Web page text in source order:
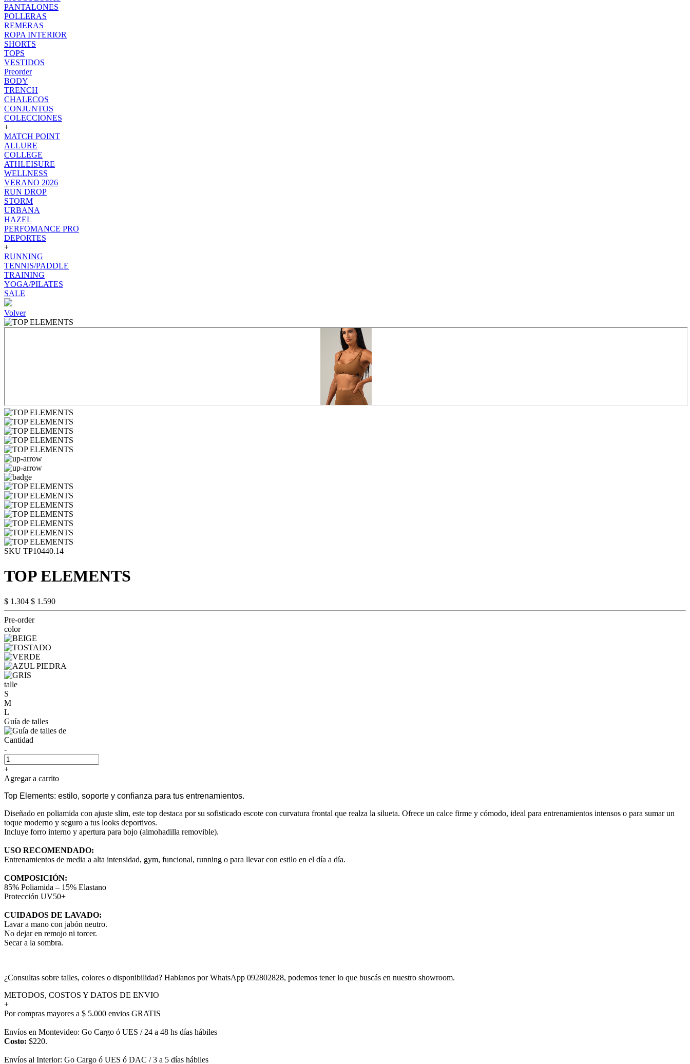
PANTALONES
POLLERAS
REMERAS
ROPA INTERIOR
SHORTS
TOPS
VESTIDOS
Preorder
BODY
TRENCH
CHALECOS
CONJUNTOS
COLECCIONES
+
MATCH POINT
ALLURE
COLLEGE
ATHLEISURE
WELLNESS
VERANO 2026
RUN DROP
STORM
URBANA
HAZEL
PERFOMANCE PRO
DEPORTES
+
RUNNING
TENNIS/PADDLE
TRAINING
YOGA/PILATES
SALE
Volver
SKU TP10440.14
TOP ELEMENTS
$ 1.304 $ 1.590
Pre-order
color
talle
S
M
L
Guía de talles
Cantidad
-
+
Agregar a carrito
Top Elements: estilo, soporte y confianza para tus entrenamientos.
Diseñado en poliamida con ajuste slim, este top destaca por su sofisticado escote con curvatura frontal que realza la silueta. Ofrece un calce firme y cómodo, ideal para entrenamientos intensos o para sumar un
toque moderno y seguro a tus looks deportivos.
Incluye forro interno y apertura para bojo (almohadilla removible).
USO RECOMENDADO:
Entrenamientos de media a alta intensidad, gym, funcional, running o para llevar con estilo en el día a día.
COMPOSICIÓN:
85% Poliamida – 15% Elastano
Protección UV50+
CUIDADOS DE LAVADO:
Lavar a mano con jabón neutro.
No dejar en remojo ni torcer.
Secar a la sombra.
¿Consultas sobre talles, colores o disponibilidad? Hablanos por WhatsApp 092802828, podemos tener lo que buscás en nuestro showroom.
METODOS, COSTOS Y DATOS DE ENVIO
+
Por compras mayores a $ 5.000 envios GRATIS
Envíos en Montevideo: Go Cargo ó UES / 24 a 48 hs días hábiles
Costo: $220.
Envíos al Interior: Go Cargo ó UES ó DAC / 3 a 5 días hábiles